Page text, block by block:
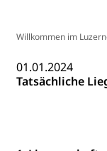
Willkommen im
01.01.2024
Tatsächliche
Kantonaler
Polizei